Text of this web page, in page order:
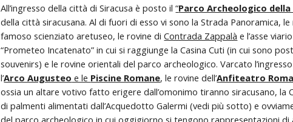
All’ingresso della città di Siracusa è posto il “Parco Archeologico
della città siracusana. Al di fuori di esso vi sono la Strada Panoramica,
famoso scienziato aretuseo, le rovine di Contrada Zappalà e l’asse
“Prometeo Incatenato” in cui si raggiunge la Casina Cuti (in cui sono
souvenirs) e le rovine orientali del parco archeologico. Varcato
l’Arco Augusteo e le Piscine Romane, le rovine dell’Anfiteatro
ossia un altare votivo fatto erigere dall’omonimo tiranno siracusano,
di palmenti alimentati dall’Acquedotto Galermi (vedi più sotto) e
del parco archeologico in cui oggigiorno si tengono rappresentazioni